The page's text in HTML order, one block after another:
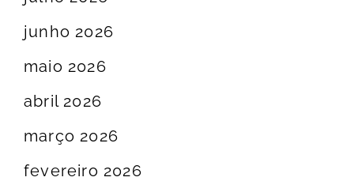
junho 2026
maio 2026
abril 2026
março 2026
fevereiro 2026